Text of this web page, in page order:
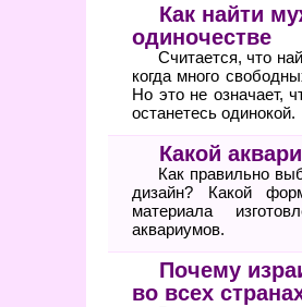
Как найти
одиночестве
Считается, что
когда много
Но это не означает,
останетесь одинокой.
Какой
Как правильно
дизайн? Какой
материала
аквариумов.
Почему
во всех